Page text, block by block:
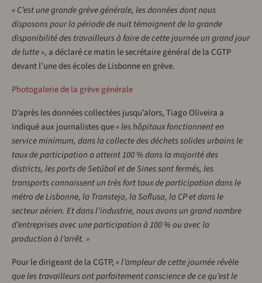
« C’est une grande grève générale, les données dont nous
disposons pour la période de nuit témoignent de la grande
disponibilité des travailleurs à faire de cette journée un grand jour
de lutte », a déclaré ce matin le secrétaire général de la CGTP
devant l’une des écoles de Lisbonne en grève.
Photogalerie de la grève générale
D’après les données collectées jusqu’alors, Tiago Oliveira a
indiqué aux journalistes que« les hôpitaux fonctionnent en
service minimum, dans la collecte des déchets solides urbains le
taux de participation a atteint 100 % dans la majorité des
districts, les ports de Setúbal et de Sines sont fermés, les
transports connaissent un très fort taux de participation dans le
métro de Lisbonne, la Transtejo, la Soflusa, la CP et dans le
secteur aérien. Et dans l’industrie, nous avons un grand nombre
d’entreprises avec une participation à 100 % ou avec la
production à l’arrêt. »
Pour le dirigeant de la CGTP,« l’ampleur de cette journée révèle
que les travailleurs ont parfaitement conscience de ce qu’est le